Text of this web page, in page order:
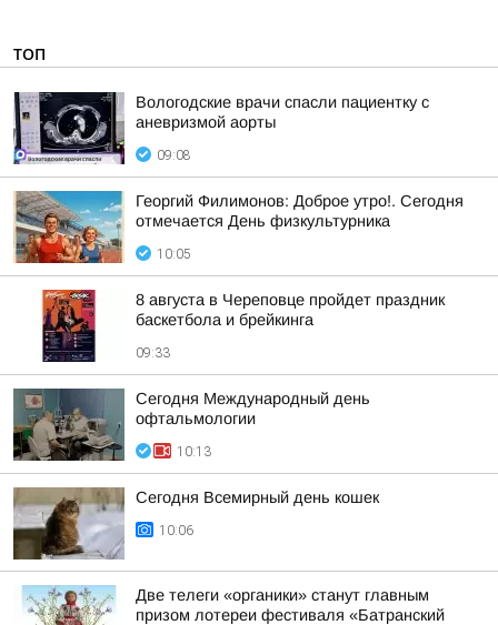
ТОП
Вологодские врачи спасли пациентку с
аневризмой аорты
09:08
Георгий Филимонов: Доброе утро!. Сегодня
отмечается День физкультурника
10:05
8 августа в Череповце пройдет праздник
баскетбола и брейкинга
09:33
Сегодня Международный день
офтальмологии
10:13
Сегодня Всемирный день кошек
10:06
Две телеги «органики» станут главным
призом лотереи фестиваля «Батранский